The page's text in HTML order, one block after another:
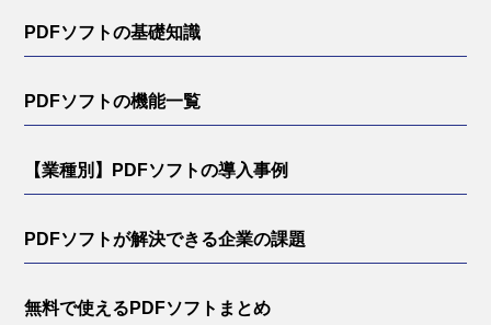
PDFソフトの基礎知識
PDFソフトの機能一覧
【業種別】PDFソフトの導入事例
PDFソフトが解決できる企業の課題
無料で使えるPDFソフトまとめ